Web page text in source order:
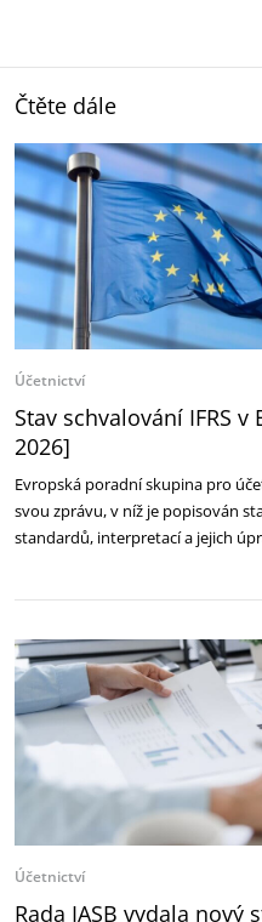
Čtěte dále
Účetnictví
Stav schvalování IFRS
2026]
Evropská poradní skupina pro
svou zprávu, v níž je popisován
standardů, interpretací a jejich
Účetnictví
Rada IASB vydala nový